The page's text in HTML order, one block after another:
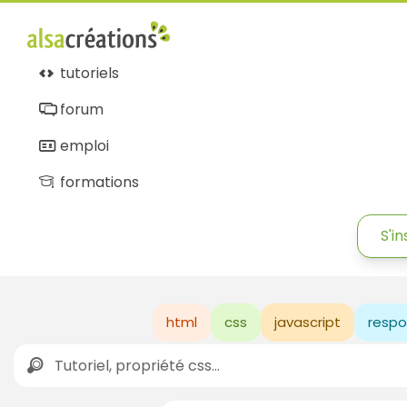
tutoriels
forum
emploi
formations
html css javascript